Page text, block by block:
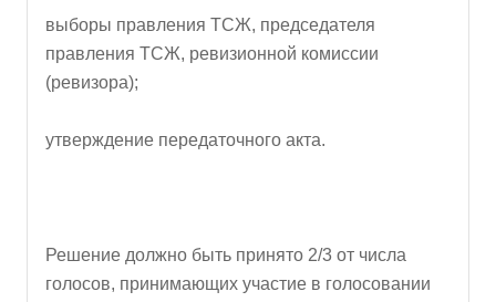
выборы правления ТСЖ, председателя
правления ТСЖ, ревизионной комиссии
(ревизора);
утверждение передаточного акта.
Решение должно быть принято 2/3 от числа
голосов, принимающих участие в голосовании